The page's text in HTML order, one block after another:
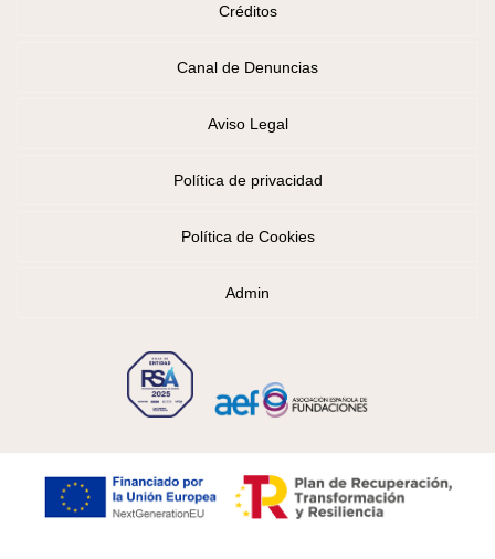
Créditos
Canal de Denuncias
Aviso Legal
Política de privacidad
Política de Cookies
Admin